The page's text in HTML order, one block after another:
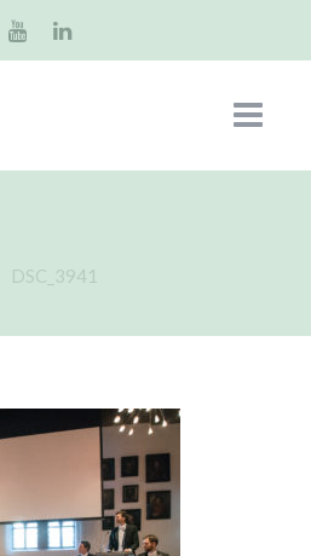
DSC_3941